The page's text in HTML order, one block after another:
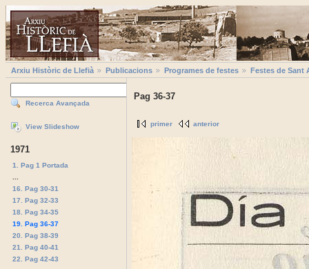
Arxiu Històric de Llefià Publicacions Programes de festes Festes de Sant
Recerca Avançada
View Slideshow
1971
1. Pag 1 Portada
16. Pag 30-31
17. Pag 32-33
18. Pag 34-35
19. Pag 36-37
20. Pag 38-39
21. Pag 40-41
22. Pag 42-43
Pag 36-37
primer anterior